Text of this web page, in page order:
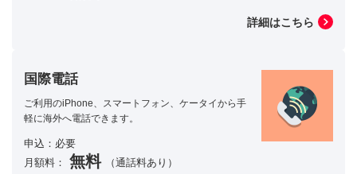
詳細はこちら
国際電話
ご利用のiPhone、スマートフォン、ケータイから手
軽に海外へ電話できます。
申込：必要
月額料： 無料 （通話料あり）